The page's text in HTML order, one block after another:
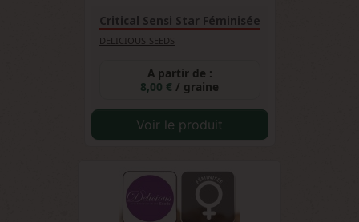
Critical Sensi Star Féminisée
DELICIOUS SEEDS
A partir de :
8,00 € / graine
Voir le produit